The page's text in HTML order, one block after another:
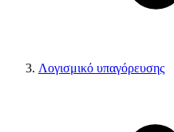
Λογισμικό υπαγόρευσης